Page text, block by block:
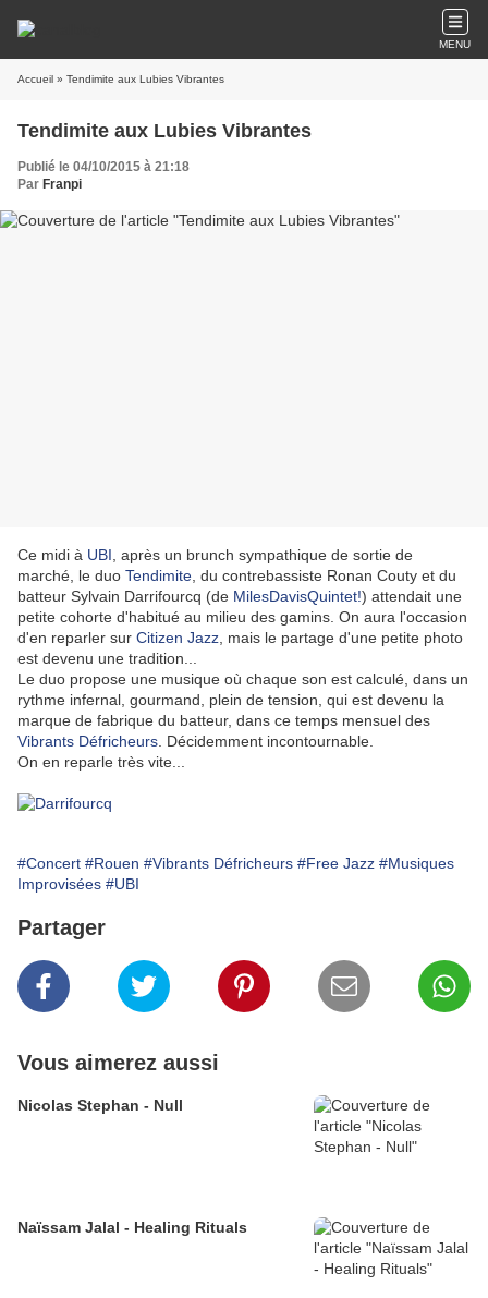
MENU
Accueil » Tendimite aux Lubies Vibrantes
Tendimite aux Lubies Vibrantes
Publié le 04/10/2015 à 21:18
Par Franpi
Ce midi à UBI , après un brunch sympathique de sortie de
marché, le duo Tendimite , du contrebassiste Ronan Couty et du
batteur Sylvain Darrifourcq (de MilesDavisQuintet!) attendait une
petite cohorte d'habitué au milieu des gamins. On aura l'occasion
d'en reparler sur Citizen Jazz , mais le partage d'une petite photo
est devenu une tradition...
Le duo propose une musique où chaque son est calculé, dans un
rythme infernal, gourmand, plein de tension, qui est devenu la
marque de fabrique du batteur, dans ce temps mensuel des
Vibrants Défricheurs . Décidemment incontournable.
On en reparle très vite...
#Concert #Rouen #Vibrants Défricheurs #Free Jazz #Musiques
Improvisées #UBI
Partager
Vous aimerez aussi
Nicolas Stephan - Null
Naïssam Jalal - Healing Rituals